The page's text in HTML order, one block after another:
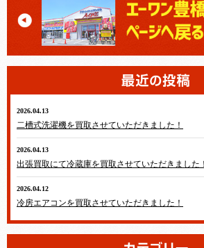
2026.04.13
二槽式洗濯機を買取させていただきました！
2026.04.13
出張買取にて冷蔵庫を買取させていただきました！
2026.04.12
冷房エアコンを買取させていただきました！